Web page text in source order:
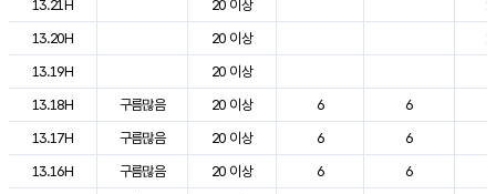
13.21H
20 이상
13.20H
20 이상
13.19H
20 이상
13.18H
구름많음 20 이상 6 6
13.17H
구름많음 20 이상 6 6
13.16H
구름많음 20 이상 6 6